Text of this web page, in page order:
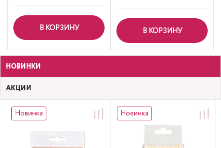
В КОРЗИНУ В КОРЗИНУ
НОВИНКИ
АКЦИИ
Новинка Новинка